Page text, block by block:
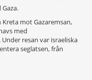
mot Gazaremsan,
med
resan var israeliska
seglatsen, från